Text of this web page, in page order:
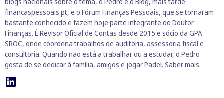
financaspessoais.pt, e o Fórum Finanças Pessoais, que se tornaram
bastante conhecido e fazem hoje parte integrante do Doutor
Finanças. É Revisor Oficial de Contas desde 2015 e sócio da GPA
SROC, onde coordena trabalhos de auditoria, assessoria fiscal e
consultoria. Quando não está a trabalhar ou a estudar, o Pedro
gosta de se dedicar à família, amigos e jogar Padel. Saber mais.